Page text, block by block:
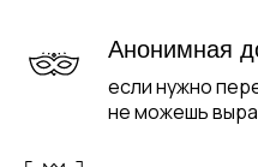
Анонимная
если нужно
не можешь